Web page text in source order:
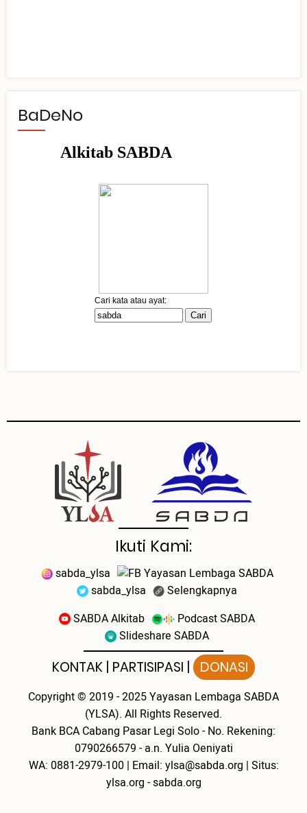
BaDeNo
Ikuti Kami:
sabda_ylsa
Yayasan Lembaga SABDA
sabda_ylsa
Selengkapnya
SABDA Alkitab
Podcast SABDA
Slideshare SABDA
KONTAK | PARTISIPASI | DONASI
Copyright© 2019 - 2025Yayasan Lembaga SABDA
(YLSA). All Rights Reserved.
Bank BCA Cabang Pasar Legi Solo - No. Rekening:
0790266579 - a.n. Yulia Oeniyati
WA: 0881-2979-100 | Email: ylsa@sabda.org | Situs:
ylsa.org -sabda.org